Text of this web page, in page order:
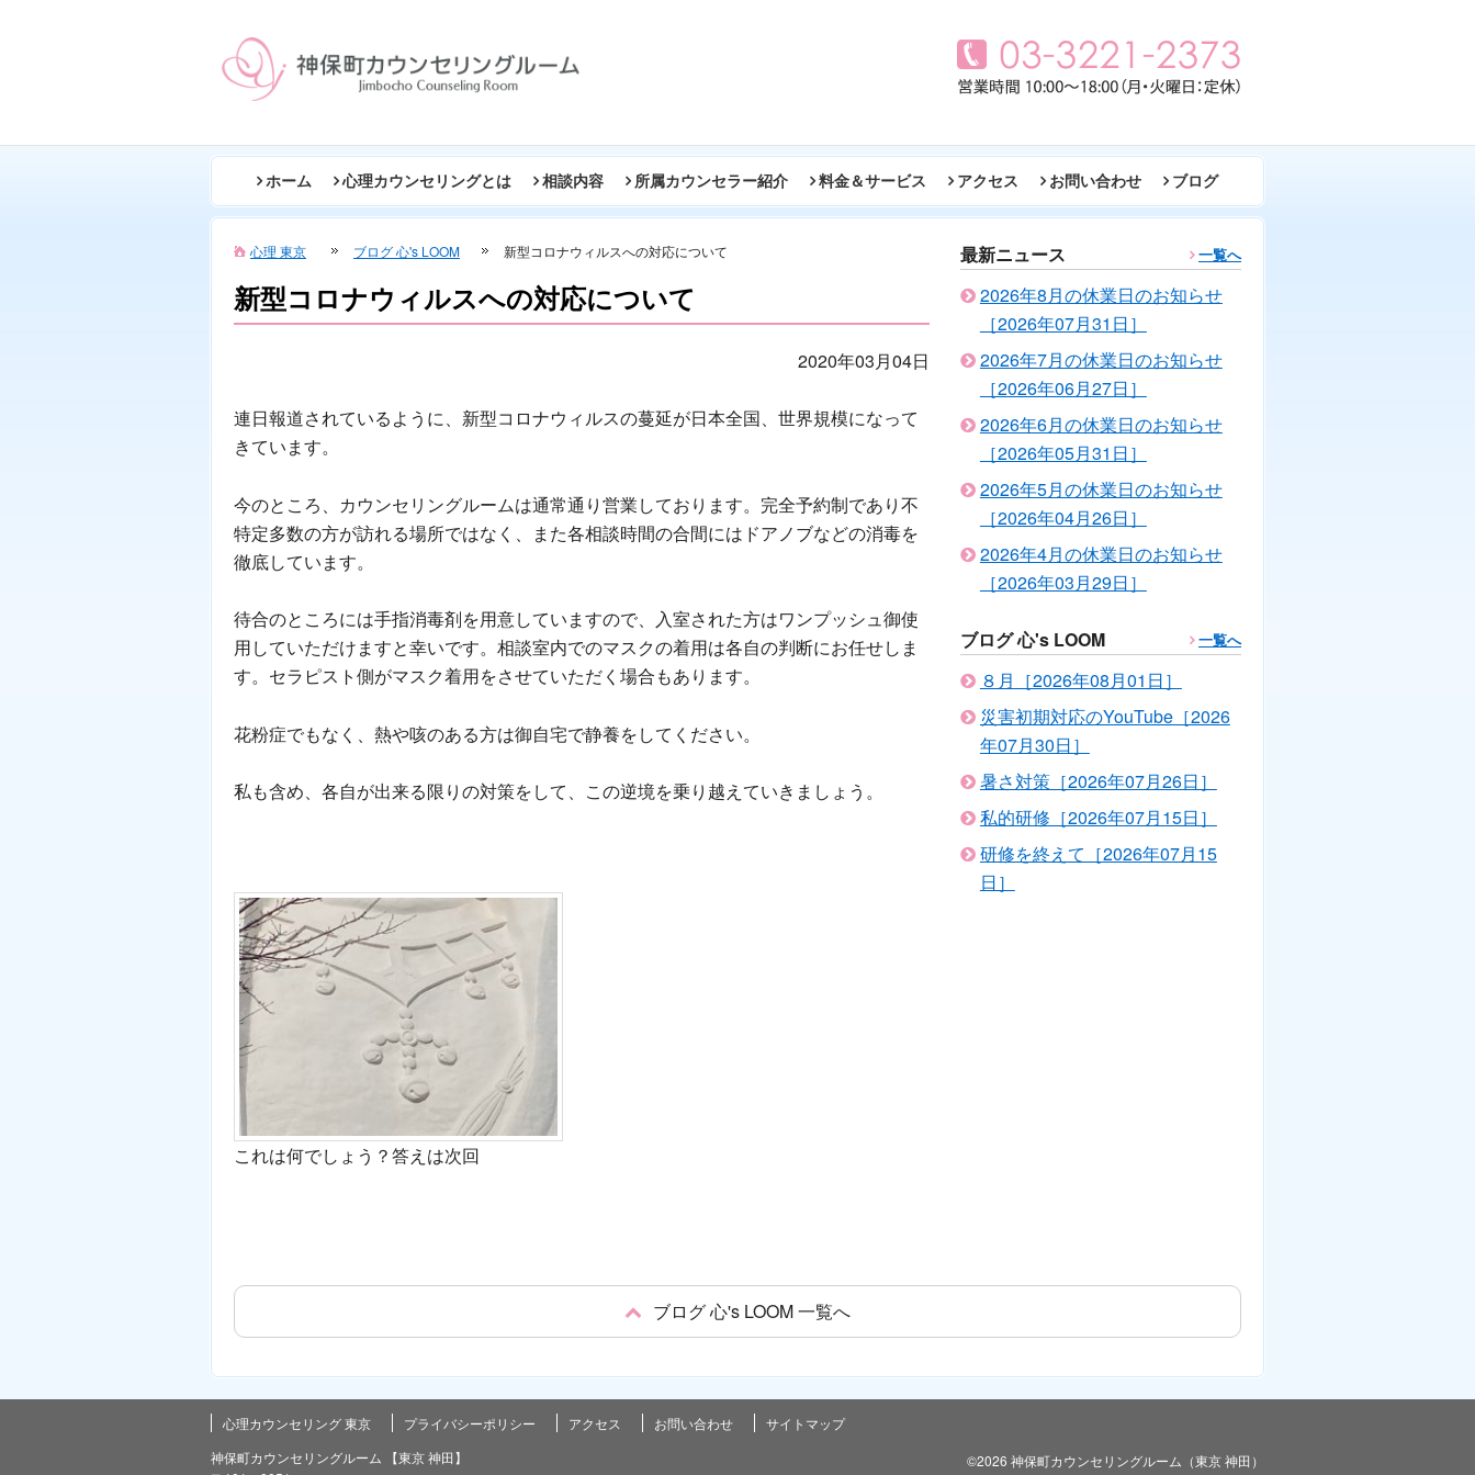
ホーム 心理カウンセリングとは 相談内容 所属カウンセラー紹介 料金＆サービス アクセス お問い合わせ ブログ
心理 東京 ブログ 心's LOOM 新型コロナウィルスへの対応について
新型コロナウィルスへの対応について
2020年03月04日
連日報道されているように、新型コロナウィルスの蔓延が日本全国、世界規模になって
きています。
今のところ、カウンセリングルームは通常通り営業しております。完全予約制であり不
特定多数の方が訪れる場所ではなく、また各相談時間の合間にはドアノブなどの消毒を
徹底しています。
待合のところには手指消毒剤を用意していますので、入室された方はワンプッシュ御使
用していただけますと幸いです。相談室内でのマスクの着用は各自の判断にお任せしま
す。セラピスト側がマスク着用をさせていただく場合もあります。
花粉症でもなく、熱や咳のある方は御自宅で静養をしてください。
私も含め、各自が出来る限りの対策をして、この逆境を乗り越えていきましょう。
これは何でしょう？答えは次回
最新ニュース 一覧へ
2026年8月の休業日のお知らせ
［2026年07月31日］
2026年7月の休業日のお知らせ
［2026年06月27日］
2026年6月の休業日のお知らせ
［2026年05月31日］
2026年5月の休業日のお知らせ
［2026年04月26日］
2026年4月の休業日のお知らせ
［2026年03月29日］
ブログ 心's LOOM 一覧へ
８月［2026年08月01日］
災害初期対応のYouTube［2026
年07月30日］
暑さ対策［2026年07月26日］
私的研修［2026年07月15日］
研修を終えて［2026年07月15
日］
ブログ 心's LOOM 一覧へ
心理カウンセリング 東京 プライバシーポリシー アクセス お問い合わせ
サイトマップ
神保町カウンセリングルーム 【東京 神田】
©2026 神保町カウンセリングルーム（東京 神田）